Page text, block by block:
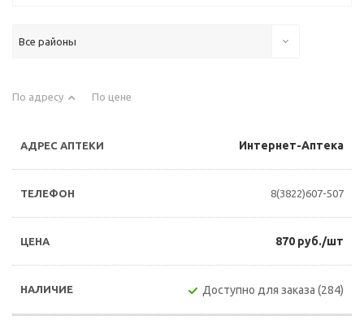
Все районы
По адресу По цене
Интернет-Аптека
8(3822)607-507
870 руб./шт
Доступно для заказа (284)